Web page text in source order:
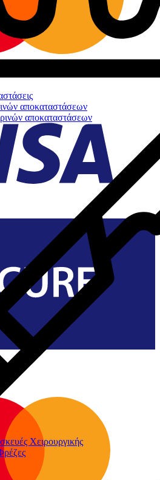
αποκαταστάσεων
αποκαταστάσεων
Χειρουργικής